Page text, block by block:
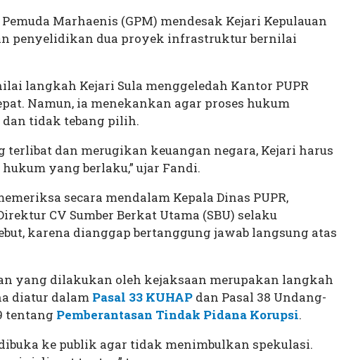
Marhaenis (GPM) mendesak Kejari Kepulauan
penyelidikan dua proyek infrastruktur bernilai
langkah Kejari Sula menggeledah Kantor PUPR
Namun, ia menekankan agar proses hukum
tidak tebang pilih.
dan merugikan keuangan negara, Kejari harus
yang berlaku,” ujar Fandi.
secara mendalam Kepala Dinas PUPR,
CV Sumber Berkat Utama (SBU) selaku
karena dianggap bertanggung jawab langsung atas
yang dilakukan oleh kejaksaan merupakan langkah
diatur dalam Pasal 33 KUHAP dan Pasal 38 Undang-
tentang Pemberantasan Tindak Pidana Korupsi.
ke publik agar tidak menimbulkan spekulasi.